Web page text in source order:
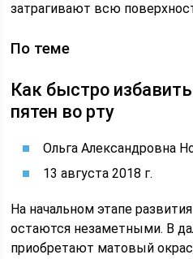
затрагивают всю
По теме
Как быстро
пятен во рту
Ольга Александровна
13 августа 2018 г.
На начальном этапе
остаются незаметными. В
приобретают матовый